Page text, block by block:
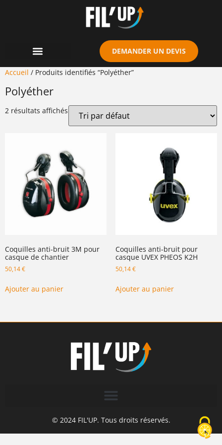
DEMANDER UN DEVIS
Accueil / Produits identifiés “Polyéther”
Polyéther
2 résultats affichés
Coquilles anti-bruit 3M pour
casque de chantier
50,14€
Ajouter au panier
Coquilles anti-bruit pour
casque UVEX PHEOS K2H
50,14€
Ajouter au panier
© 2024 FIL'UP. Tous droits réservés.
Cookies management panel